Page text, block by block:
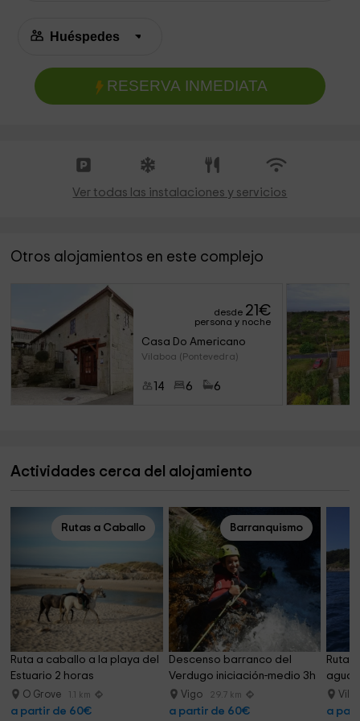
RESERVA INMEDIATA
Ver todas las instalaciones y servicios
Otros alojamientos en este complejo
desde 21€
persona y noche
Casa Do Americano
Vilaboa (Pontevedra)
14 6 6
Actividades cerca del alojamiento
Rutas a Caballo
Ruta a caballo a la playa del
Estuario 2 horas
O Grove 1.1 km
a partir de 60€
Barranquismo
Descenso barranco del
Verdugo iniciación-medio 3h
Vigo 29.7 km
a partir de 60€
Ruta
agua
a